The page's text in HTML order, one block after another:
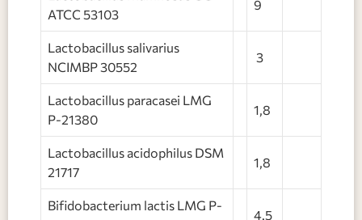
ATCC 53103
9
Lactobacillus salivarius
NCIMBP 30552
3
Lactobacillus paracasei LMG
P-21380
1,8
Lactobacillus acidophilus DSM
21717
1,8
Bifidobacterium lactis LMG P-
4.5